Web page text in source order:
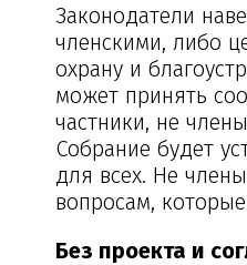
Законодатели
членскими, либо
охрану и
может принять
частники, не
Собрание будет
для всех. Не
вопросам,
Без проекта и